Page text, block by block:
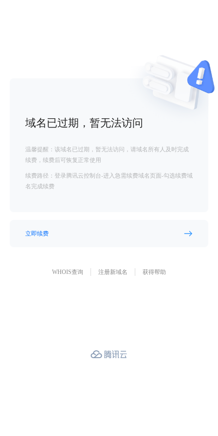
域名已过期，暂无法访问
温馨提醒：该域名已过期，暂无法访问，请域名所有人及时完成
续费，续费后可恢复正常使用
续费路径：登录腾讯云控制台-进入急需续费域名页面-勾选续费域
名完成续费
立即续费
WHOIS查询 注册新域名 获得帮助